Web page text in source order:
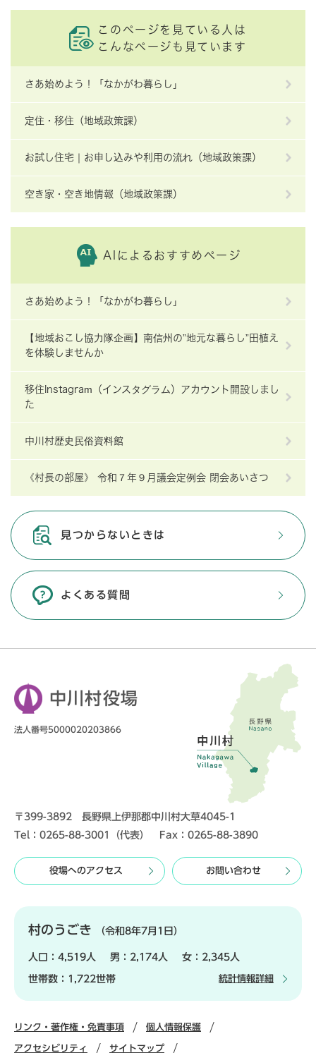
このページを見ている人は
こんなページも見ています
さあ始めよう！「なかがわ暮らし」
定住・移住（地域政策課）
お試し住宅｜お申し込みや利用の流れ（地域政策課）
空き家・空き地情報（地域政策課）
AIによるおすすめページ
さあ始めよう！「なかがわ暮らし」
【地域おこし協力隊企画】南信州の”地元な暮らし”田植え
を体験しませんか
移住Instagram（インスタグラム）アカウント開設しまし
た
中川村歴史民俗資料館
《村長の部屋》 令和７年９月議会定例会 閉会あいさつ
見つからないときは
よくある質問
中川村役場
法人番号5000020203866
〒399-3892 長野県上伊那郡中川村大草4045-1
Tel：0265-88-3001（代表） Fax：0265-88-3890
役場へのアクセス お問い合わせ
村のうごき （令和8年7月1日）
人口： 4,519人 男： 2,174人 女： 2,345人
世帯数： 1,722世帯 統計情報詳細
リンク・著作権・免責事項 個人情報保護
アクセシビリティ サイトマップ